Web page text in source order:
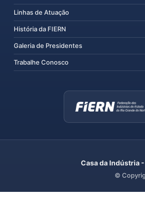
Linhas de Atuação
História da FIERN
Galeria de Presidentes
Trabalhe Conosco
Casa da Indústria
©